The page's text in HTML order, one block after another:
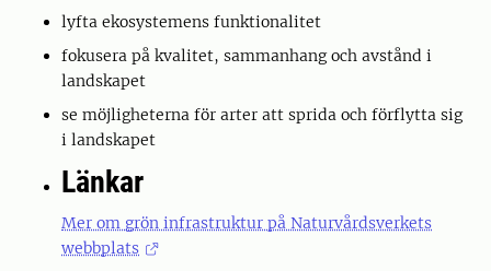
lyfta ekosystemens funktionalitet
fokusera på kvalitet, sammanhang och avstånd i
landskapet
se möjligheterna för arter att sprida och förflytta sig
i landskapet
Länkar
Mer om grön infrastruktur på Naturvårdsverkets
webbplats